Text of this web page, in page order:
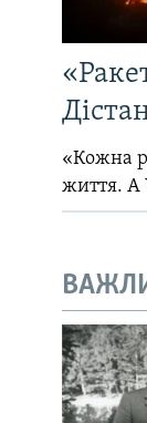
«Кожна
життя. А